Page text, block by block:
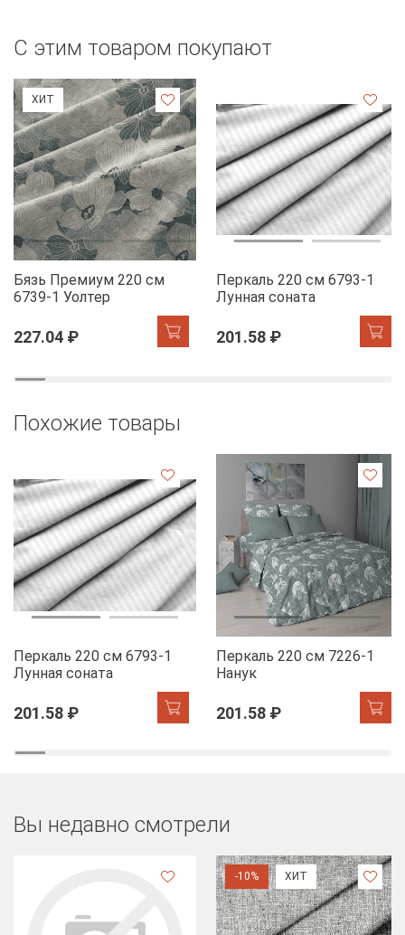
С этим товаром покупают
ХИТ
Бязь Премиум 220 см
6739-1 Уолтер
227.04 ₽
Перкаль 220 см 6793-1
Лунная соната
201.58 ₽
Похожие товары
Перкаль 220 см 6793-1
Лунная соната
201.58 ₽
Перкаль 220 см 7226-1
Нанук
201.58 ₽
Вы недавно смотрели
-10% ХИТ